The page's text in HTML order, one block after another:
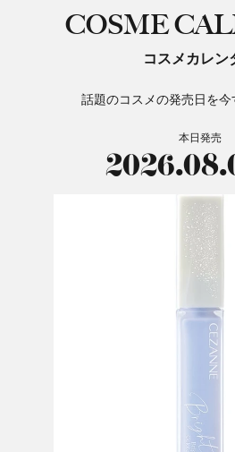
COSME
コスメカレン
話題のコスメの発売日を今
本日発売